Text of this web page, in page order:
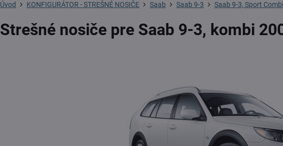
Úvod KONFIGURÁTOR - STREŠNÉ NOSIČE Saab Saab 9-3 Saab 9-3, Sport
Strešné nosiče pre Saab 9-3, kombi